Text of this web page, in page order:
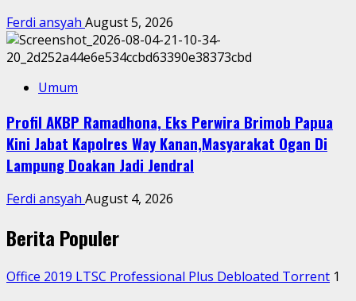
Ferdi ansyah August 5, 2026
Umum
Profil AKBP Ramadhona, Eks Perwira Brimob Papua
Kini Jabat Kapolres Way Kanan,Masyarakat Ogan Di
Lampung Doakan Jadi Jendral
Ferdi ansyah August 4, 2026
Berita Populer
Office 2019 LTSC Professional Plus Debloated Tоrrеnt 1